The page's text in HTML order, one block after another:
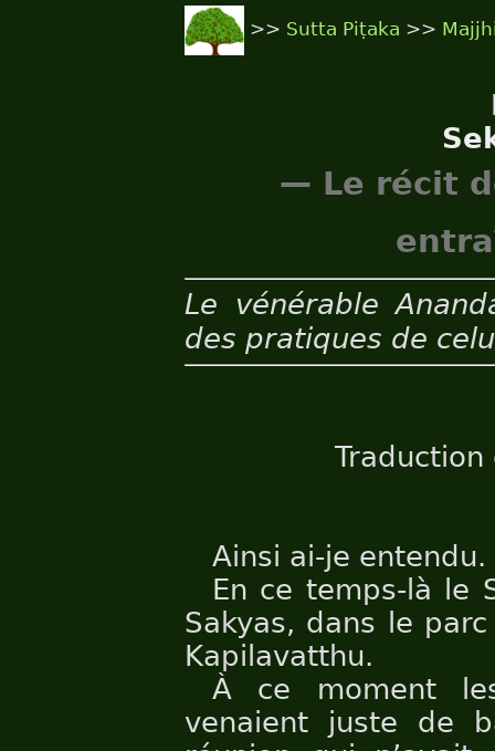
>> Sutta Piṭaka >>
— Le récit
Le vénérable
des pratiques de
Traduction
Ainsi ai-je entendu.
En ce temps-là le
Sakyas, dans le
Kapilavatthu.
À ce moment
venaient juste de